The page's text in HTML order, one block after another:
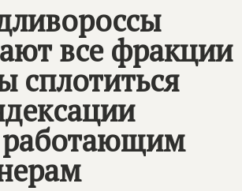
все фракции
сплотиться
работающим